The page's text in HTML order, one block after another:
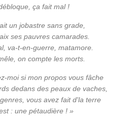
ça fait mal !
un jobastre sans grade,
ses pauvres camarades.
va-t-en-guerre, matamore.
on compte les morts.
moi si mon propos vous fâche
dedans des peaux de vaches,
vous avez fait d'la terre
: une pétaudière ! »